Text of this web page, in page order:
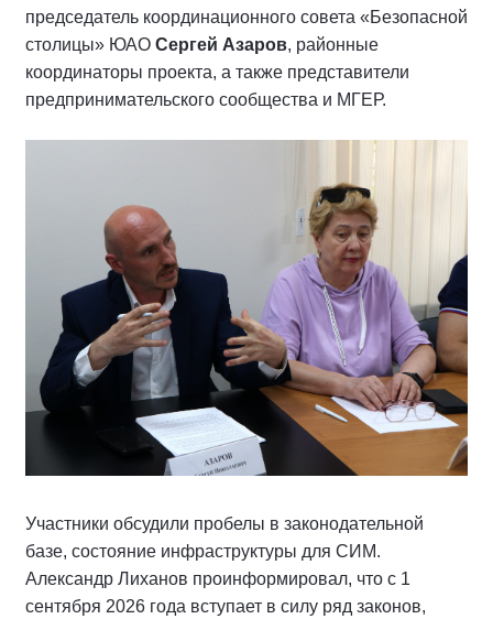
председатель координационного совета «Безопасной
столицы» ЮАО Сергей Азаров, районные
координаторы проекта, а также представители
предпринимательского сообщества и МГЕР.
Участники обсудили пробелы в законодательной
базе, состояние инфраструктуры для СИМ.
Александр Лиханов проинформировал, что с 1
сентября 2026 года вступает в силу ряд законов,